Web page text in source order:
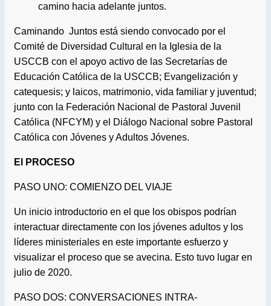
camino hacia adelante juntos.
Caminando Juntos está siendo convocado por el
Comité de Diversidad Cultural en la Iglesia de la
USCCB con el apoyo activo de las Secretarías de
Educación Católica de la USCCB; Evangelización y
catequesis; y laicos, matrimonio, vida familiar y juventud;
junto con la Federación Nacional de Pastoral Juvenil
Católica (NFCYM) y el Diálogo Nacional sobre Pastoral
Católica con Jóvenes y Adultos Jóvenes.
El PROCESO
PASO UNO: COMIENZO DEL VIAJE
Un inicio introductorio en el que los obispos podrían
interactuar directamente con los jóvenes adultos y los
líderes ministeriales en este importante esfuerzo y
visualizar el proceso que se avecina. Esto tuvo lugar en
julio de 2020.
PASO DOS: CONVERSACIONES INTRA-